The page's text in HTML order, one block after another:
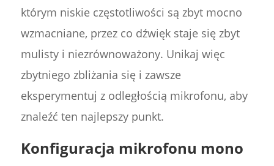
którym niskie częstotliwości są zbyt mocno
wzmacniane, przez co dźwięk staje się zbyt
mulisty i niezrównoważony. Unikaj więc
zbytniego zbliżania się i zawsze
eksperymentuj z odległością mikrofonu, aby
znaleźć ten najlepszy punkt.
Konfiguracja mikrofonu mono